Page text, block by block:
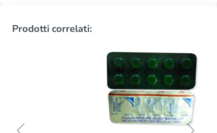
Prodotti correlati: